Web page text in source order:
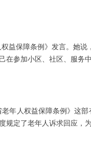
益保障条例》发言。她
参加小区、社区、服务
年人权益保障条例》这
定了老年人诉求回应，